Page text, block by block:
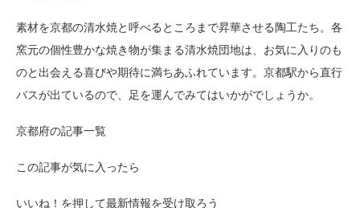
素材を京都の清水焼と呼べるところまで昇華させる陶工たち。各
窯元の個性豊かな焼き物が集まる清水焼団地は、お気に入りのも
のと出会える喜びや期待に満ちあふれています。京都駅から直行
バスが出ているので、足を運んでみてはいかがでしょうか。
京都府の記事一覧
この記事が気に入ったら
いいね！を押して最新情報を受け取ろう